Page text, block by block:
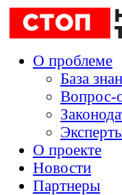
О проблеме
База
Вопрос-
О проекте
Новости
Партнеры